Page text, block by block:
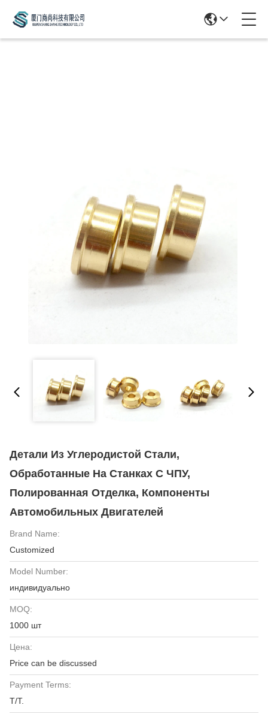
Детали Из Углеродистой Стали,
Обработанные На Станках С ЧПУ,
Полированная Отделка, Компоненты
Автомобильных Двигателей
Brand Name:
Customized
Model Number:
индивидуально
MOQ:
1000 шт
Цена:
Price can be discussed
Payment Terms:
T/T.